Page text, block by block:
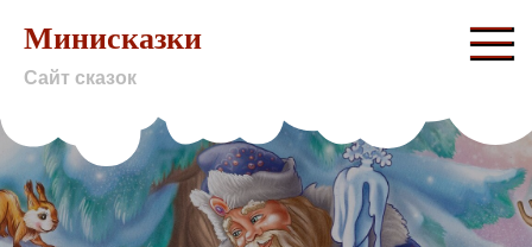
content
Минисказки
Сайт сказок